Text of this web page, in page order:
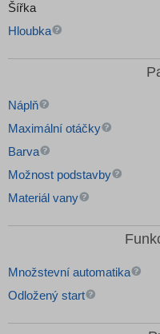
Šířka
Hloubka
Náplň
Maximální otáčky
Barva
Možnost podstavby
Materiál vany
Množstevní automatika
Odložený start